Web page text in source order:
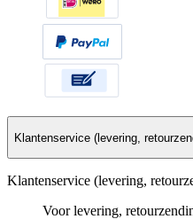
Klantenservice (levering,
Klantenservice (levering,
Voor levering,